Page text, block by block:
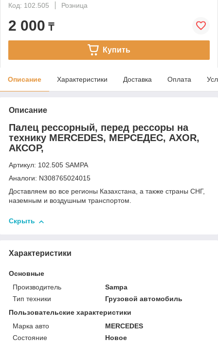
Код: 102.505
Розница
2 000 ₸
Купить
Описание Характеристики Доставка Оплата
Описание
Палец рессорный, перед рессоры на
технику MERCEDES, МЕРСЕДЕС, AXOR,
АКСОР,
Артикул: 102.505 SAMPA
Аналоги: N308765024015
Доставляем во все регионы Казахстана, а также страны СНГ,
наземным и воздушным транспортом.
Скрыть
Характеристики
Основные
Производитель
Sampa
Тип техники
Грузовой автомобиль
Пользовательские характеристики
Марка авто
MERCEDES
Состояние
Новое